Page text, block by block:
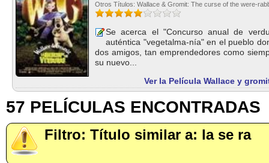
Otros Títulos: Wallace & Gromit: The curse of the were-
Se acerca el "Concurso anual de
auténtica "vegetalma-nía" en el pueblo
dos amigos, tan emprendedores como
su nuevo...
Ver la Película Wallace y
57 PELÍCULAS ENCONTRADAS
Filtro: Título similar a: la se ra